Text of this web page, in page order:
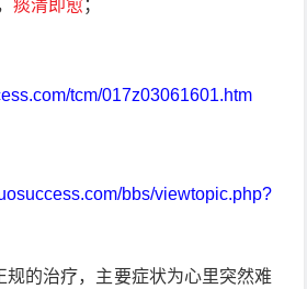
痰清即愈；
tcm/017z03061601.htm
bbs/viewtopic.php?
的治疗，主要症状为心里突然难